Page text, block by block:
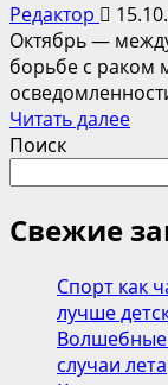
Редактор
Октябрь —
борьбе с
Читать далее
и
к
Поиск
Свежие
Спорт как
лучше
случаи лета